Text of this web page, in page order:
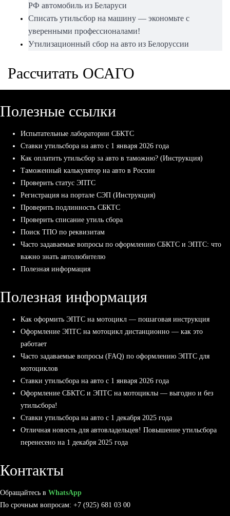
РФ автомобиль из Беларуси
Списать утильсбор на машину — экономьте с
уверенными профессионалами!
Утилизационный сбор на авто из Белоруссии
Рассчитать ОСАГО
Полезные ссылки
Испытательные лаборатории СБКТС
Ставки утильсбора на авто с 1 января 2026 года
Как оплатить утильсбор за авто в таможню? (Инструкция)
Таможенный калькулятор на авто в России
Проверить статус ЭПТС
Регистрация на портале СЭП (Инструкция)
Проверить подлинность СБКТС
Проверить списание утиль сбора
Поиск ТПО по реквизитам
Часто задаваемые вопросы по оформлению СБКТС и ЭПТС: что
важно знать автолюбителю
Полезная информация
Полезная информация
Как оформить ЭПТС на мотоцикл — пошаговая инструкция
Оформление ЭПТС на мотоцикл дистанционно — как это
работает
Часто задаваемые вопросы (FAQ) по оформлению ЭПТС для
мотоциклов
Ставки утильсбора на авто с 1 января 2026 года
Оформление СБКТС и ЭПТС на мотоциклы — выгодно и без
утильсбора!
Ставки утильсбора на авто с 1 декабря 2025 года
Отличная новость для автовладельцев! Повышение утильсбора
перенесено на 1 декабря 2025 года
Контакты
Обращайтесь в WhatsApp
По срочным вопросам: +7 (925) 681 03 00